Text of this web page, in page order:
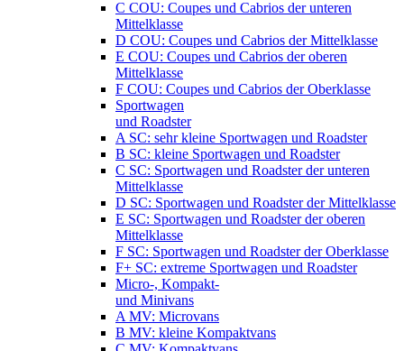
C COU: Coupes und Cabrios der unteren
Mittelklasse
D COU: Coupes und Cabrios der Mittelklasse
E COU: Coupes und Cabrios der oberen
Mittelklasse
F COU: Coupes und Cabrios der Oberklasse
Sportwagen
und Roadster
A SC: sehr kleine Sportwagen und Roadster
B SC: kleine Sportwagen und Roadster
C SC: Sportwagen und Roadster der unteren
Mittelklasse
D SC: Sportwagen und Roadster der Mittelklasse
E SC: Sportwagen und Roadster der oberen
Mittelklasse
F SC: Sportwagen und Roadster der Oberklasse
F+ SC: extreme Sportwagen und Roadster
Micro-, Kompakt-
und Minivans
A MV: Microvans
B MV: kleine Kompaktvans